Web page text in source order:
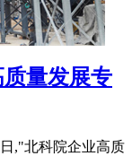
量发展专
,"北科院企业高质